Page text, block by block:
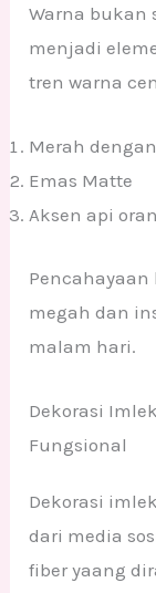
Warna bukan
menjadi
tren warna
Merah
Emas Matte
Aksen api
megah dan
malam hari.
Dekorasi
Fungsional
Dekorasi
dari media
fiber yaang